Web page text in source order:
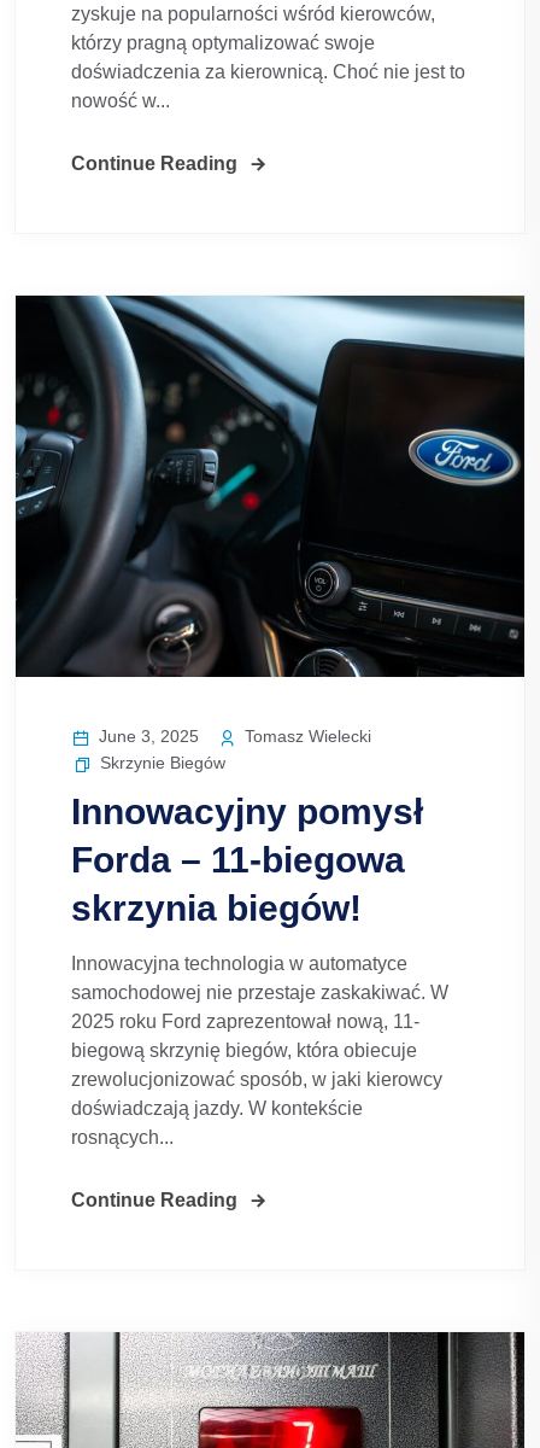
zyskuje na popularności wśród kierowców,
którzy pragną optymalizować swoje
doświadczenia za kierownicą. Choć nie jest to
nowość w...
Continue Reading
June 3, 2025
Tomasz Wielecki
Skrzynie Biegów
Innowacyjny pomysł
Forda – 11-biegowa
skrzynia biegów!
Innowacyjna technologia w automatyce
samochodowej nie przestaje zaskakiwać. W
2025 roku Ford zaprezentował nową, 11-
biegową skrzynię biegów, która obiecuje
zrewolucjonizować sposób, w jaki kierowcy
doświadczają jazdy. W kontekście
rosnących...
Continue Reading